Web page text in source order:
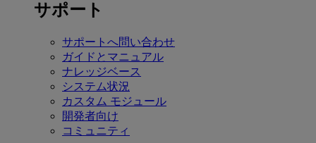
サポート
サポートへ問い合わせ
ガイドとマニュアル
ナレッジベース
システム状況
カスタム モジュール
開発者向け
コミュニティ